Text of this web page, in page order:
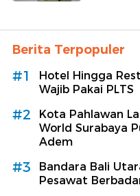
Berita Terpopuler
#1
Hotel Hingga
Wajib Pakai PLTS
#2
Kota Pahlawan
World Surabaya
Adem
#3
Bandara Bali
Pesawat